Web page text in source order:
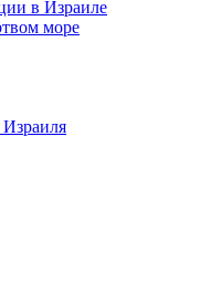
в Израиле
море
Израиля